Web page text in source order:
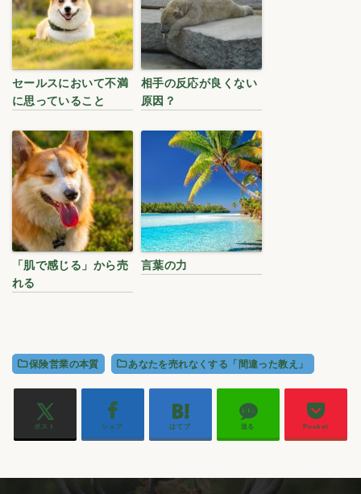
セールスにおいて不満
に思っていること
相手の反応が良くない
原因？
「肌で感じる」から売
れる
言葉の力
保険営業の本質 あなたを売れなくする「間違った教え」
ポスト シェア はてブ 送る Pocket